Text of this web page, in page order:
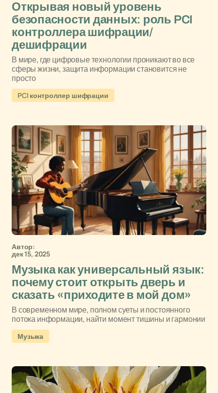
Открывая новый уровень
безопасности данных: роль PCI
контроллера шифрации/
дешифрации
В мире, где цифровые технологии проникают во все
сферы жизни, защита информации становится не
просто
PCI контроллер шифрации
Автор:
дек 15, 2025
Музыка как универсальный язык:
почему стоит открыть дверь и
сказать «приходите в мой дом»
В современном мире, полном суеты и постоянного
потока информации, найти момент тишины и гармонии
Музыка